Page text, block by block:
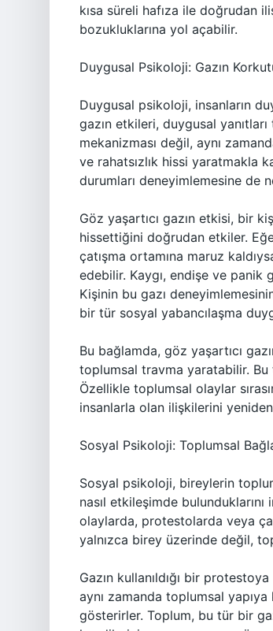
kısa süreli hafıza ile doğrudan
bozukluklarına yol açabilir.
Duygusal Psikoloji: Gazın
Duygusal psikoloji, insanların
gazın etkileri, duygusal
mekanizması değil, aynı
ve rahatsızlık hissi yaratmakla
durumları deneyimlemesine de
Göz yaşartıcı gazın etkisi, bir
hissettiğini doğrudan etkiler.
çatışma ortamına maruz
edebilir. Kaygı, endişe ve panik
Kişinin bu gazı
bir tür sosyal yabancılaşma
Bu bağlamda, göz yaşartıcı
toplumsal travma yaratabilir. Bu
Özellikle toplumsal olaylar
insanlarla olan ilişkilerini
Sosyal Psikoloji: Toplumsal
Sosyal psikoloji, bireylerin
nasıl etkileşimde
olaylarda, protestolarda veya
yalnızca birey üzerinde değil,
Gazın kullanıldığı bir
aynı zamanda toplumsal
gösterirler. Toplum, bu tür bir